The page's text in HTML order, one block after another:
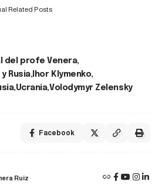
Related Posts
del profe Venera
Rusia
Ihor Klymenko
Ucrania Volodymyr Zelensky
Facebook
Ruiz